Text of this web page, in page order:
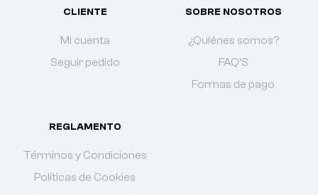
CLIENTE
Mi cuenta
Seguir pedido
SOBRE NOSOTROS
¿Quiénes somos?
FAQ'S
Formas de pago
REGLAMENTO
Términos y Condiciones
Políticas de Cookies